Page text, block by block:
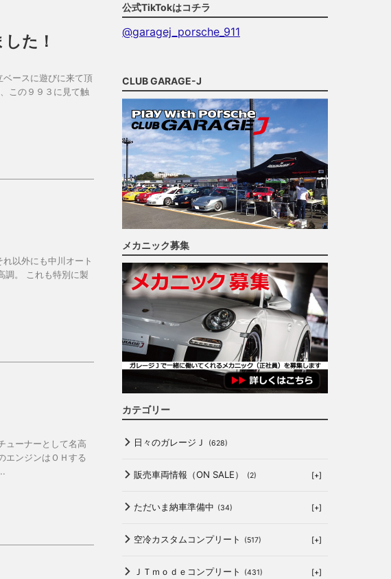
た！
ースに遊びに来て頂
この９９３に見て触
以外にも中川オート
調。 これも特別に製
ューナーとして名高
エンジンはＯＨする
公式TikTokはコチラ
@garagej_porsche_911
CLUB GARAGE-J
メカニック募集
カテゴリー
日々のガレージＪ (628)
販売車両情報（ON SALE） (2) [+]
ただいま納車準備中 (34) [+]
空冷カスタムコンプリート (517) [+]
ＪＴｍｏｄｅコンプリート (431) [+]